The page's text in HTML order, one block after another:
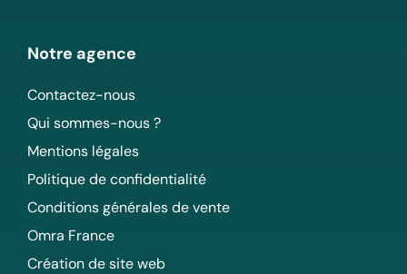
Notre agence
Contactez-nous
Qui sommes-nous ?
Mentions légales
Politique de confidentialité
Conditions générales de vente
Omra France
Création de site web